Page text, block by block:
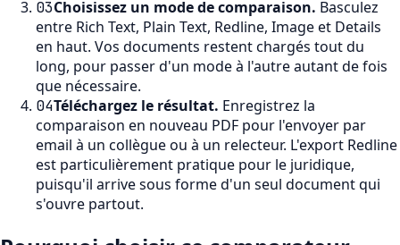
03Choisissez un mode de comparaison. Basculez
entre Rich Text, Plain Text, Redline, Image et Details
en haut. Vos documents restent chargés tout du
long, pour passer d'un mode à l'autre autant de fois
que nécessaire.
04Téléchargez le résultat. Enregistrez la
comparaison en nouveau PDF pour l'envoyer par
email à un collègue ou à un relecteur. L'export Redline
est particulièrement pratique pour le juridique,
puisqu'il arrive sous forme d'un seul document qui
s'ouvre partout.